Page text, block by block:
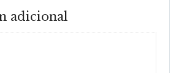
adicional